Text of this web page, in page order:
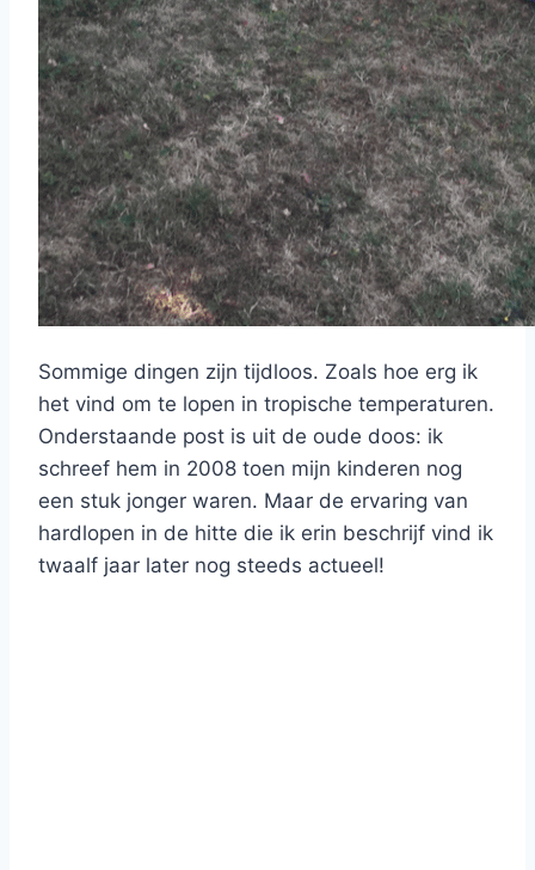
Sommige dingen zijn tijdloos. Zoals hoe erg ik
het vind om te lopen in tropische temperaturen.
Onderstaande post is uit de oude doos: ik
schreef hem in 2008 toen mijn kinderen nog
een stuk jonger waren. Maar de ervaring van
hardlopen in de hitte die ik erin beschrijf vind ik
twaalf jaar later nog steeds actueel!